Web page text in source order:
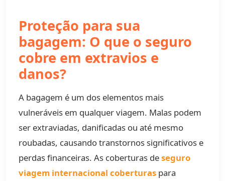
Proteção para sua
bagagem: O que o seguro
cobre em extravios e
danos?
A bagagem é um dos elementos mais
vulneráveis em qualquer viagem. Malas podem
ser extraviadas, danificadas ou até mesmo
roubadas, causando transtornos significativos e
perdas financeiras. As coberturas deseguro
viagem internacional coberturas para